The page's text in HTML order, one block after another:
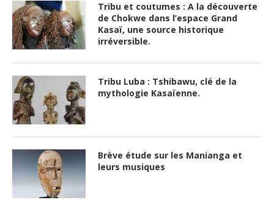
Tribu et coutumes : A la découverte
de Chokwe dans l’espace Grand
Kasaï, une source historique
irréversible.
Tribu Luba : Tshibawu, clé de la
mythologie Kasaïenne.
Brève étude sur les Manianga et
leurs musiques